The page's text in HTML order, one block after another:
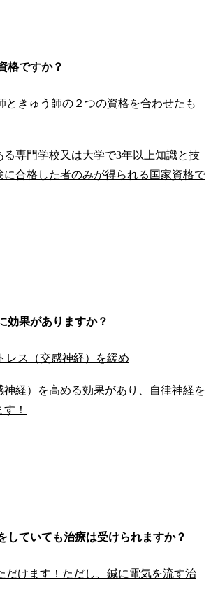
格ですか？
ときゅう師の２つの資格を合わせたも
専門学校又は大学で3年以上知識と技
に合格した者のみが得られる国家資格で
効果がありますか？
レス（交感神経）を緩め
神経）を高める効果があり、自律神経を
！
していても治療は受けられますか？
だけます！ただし、鍼に電気を流す治